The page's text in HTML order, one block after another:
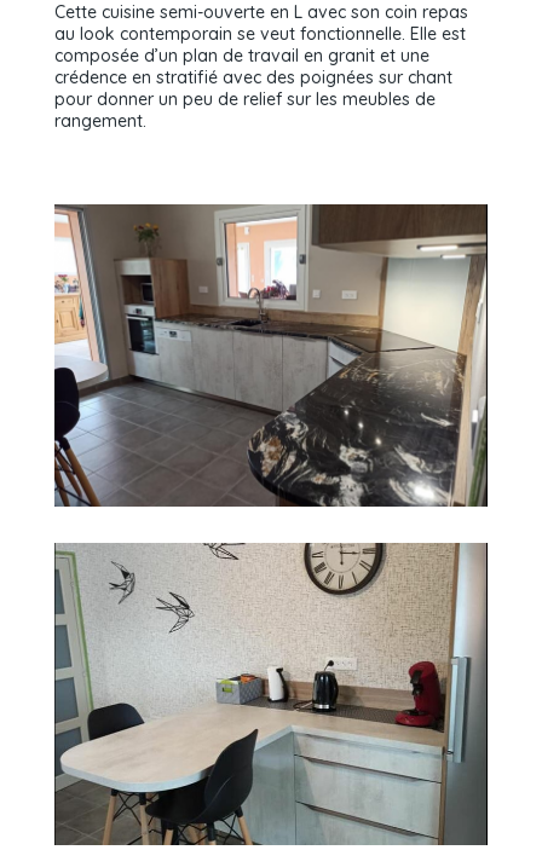
Cette cuisine semi-ouverte en L avec son coin repas
au look contemporain se veut fonctionnelle. Elle est
composée d’un plan de travail en granit et une
crédence en stratifié avec des poignées sur chant
pour donner un peu de relief sur les meubles de
rangement.